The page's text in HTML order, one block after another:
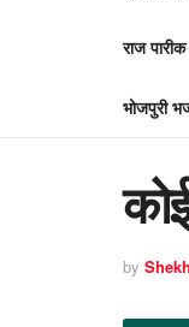
राज
भोजपुरी
by